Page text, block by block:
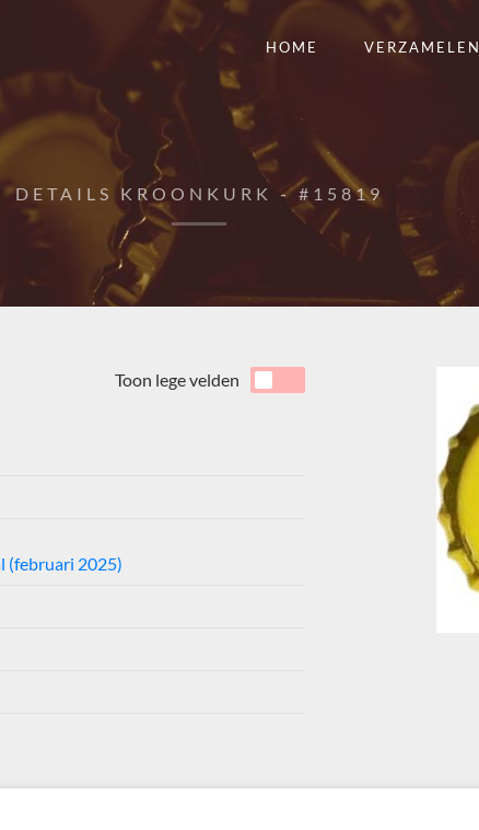
HOME VERZAMELEN
DETAILS KROONKURK - #15819
Toon lege velden
(februari 2025)